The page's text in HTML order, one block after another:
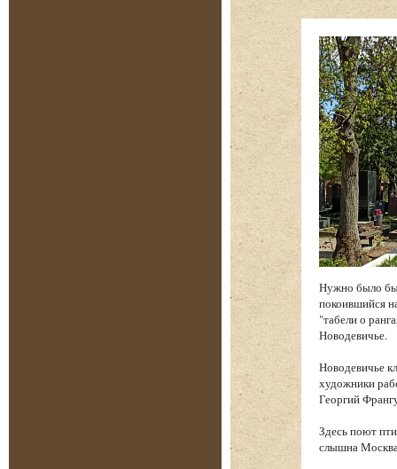
Нужно было
покоившийся
"табели о
Новодевичье.
Новодевичье
художники
Георгий
Здесь поют
слышна